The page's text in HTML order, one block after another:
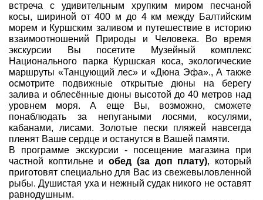
встреча с удивительным хрупким миром песчаной
косы, шириной от 400 м до 4 км между Балтийским
морем и Куршским заливом и путешествие в историю
взаимоотношений Природы и Человека. Во время
экскурсии Вы посетите Музейный комплекс
Национального парка Куршская коса, экологические
маршруты «Танцующий лес» и «Дюна Эфа»., А также
осмотрите подвижные открытые дюны на берегу
залива и облесённые дюны высотой до 40 метров над
уровнем моря. А еще Вы, возможно, сможете
понаблюдать за непугаными лосями, косулями,
кабанами, лисами. Золотые пески пляжей навсегда
пленят Ваше сердце и останутся в Вашей памяти.
В программе экскурсии - посещение магазина при
частной коптильне иобед (за доп плату), который
приготовят специально для Вас из свежевыловленной
рыбы. Душистая уха и нежный судак никого не оставят
равнодушным.